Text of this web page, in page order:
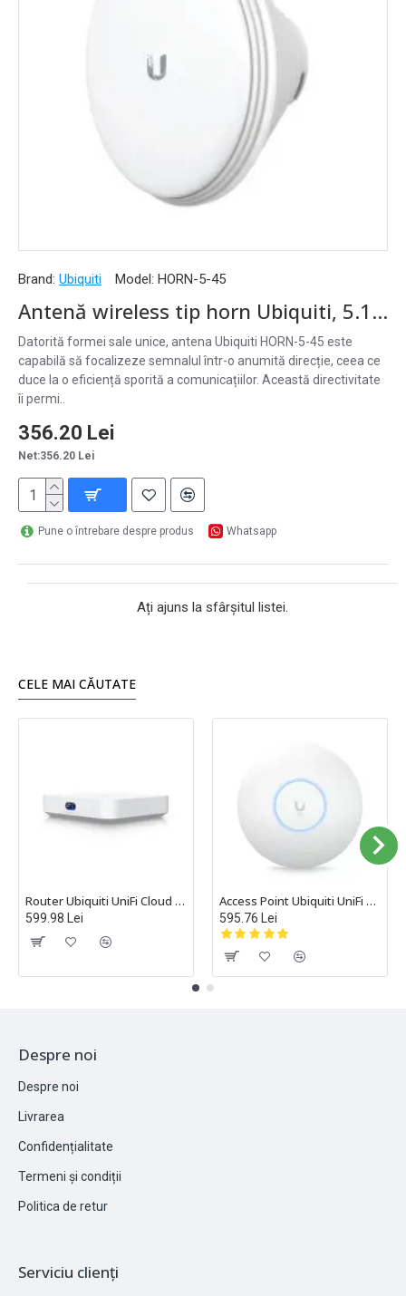
Brand: Ubiquiti Model: HORN-5-45
Antenă wireless tip horn Ubiquiti, 5.15-5.85 GHz, 15.5 dBi, 45°, polarizare duală - HORN-5-45
Datorită formei sale unice, antena Ubiquiti HORN-5-45 este
capabilă să focalizeze semnalul într-o anumită direcție, ceea ce
duce la o eficiență sporită a comunicațiilor. Această directivitate
îi permi..
356.20 Lei
Net:356.20 Lei
Pune o întrebare despre produs Whatsapp
Ați ajuns la sfârșitul listei.
CELE MAI CĂUTATE
Router Ubiquiti UniFi Cloud Gateway IDS/IPS, Multi-WAN, Cloud Gateway Ultra - UCG-Ultra
599.98 Lei
Access Point Ubiquiti UniFi Wi-Fi 6, Gigabit, Standard WiFi: 802.11 a/b/g/n/ac/ax, U6-PLUS
595.76 Lei
Despre noi
Despre noi
Livrarea
Confidențialitate
Termeni și condiții
Politica de retur
Serviciu clienți